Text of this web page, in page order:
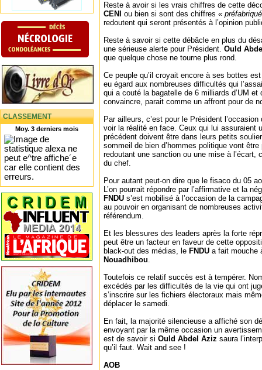
CLASSEMENT
Moy. 3 derniers mois
Reste à avoir si les vrais chiffres de cette
CENI ou bien si sont des chiffres «
redoutent qui seront présentés à l’opinion
Reste à savoir si cette débâcle en plus du
une sérieuse alerte pour Président. Ould
que quelque chose ne tourne plus rond.
Ce peuple qu’il croyait encore à ses bottes
eu égard aux nombreuses difficultés qui
qui a couté la bagatelle de 6 milliards d’UM
convaincre, parait comme un affront pour de
Par ailleurs, c’est pour le Président
voir la réalité en face. Ceux qui lui assuraient
précédent doivent être dans leurs petits
sommeil de bien d’hommes politique vont
redoutant une sanction ou une mise à l’écart,
du chef.
Pour autant peut-on dire que le fisaco du 05
L’on pourrait répondre par l’affirmative et la
FNDU s’est mobilisé à l’occasion de la
au pouvoir en organisant de nombreuses
référendum.
Et les blessures des leaders après la forte
peut être un facteur en faveur de cette
black-out des médias, le FNDU a fait mouche
Nouadhibou.
Toutefois ce relatif succès est à tempérer.
excédés par les difficultés de la vie qui ont
s’inscrire sur les fichiers électoraux mais
déplacer le samedi.
En fait, la majorité silencieuse a affiché son
envoyant par la même occasion un
est de savoir si Ould Abdel Aziz saura
qu’il faut. Wait and see !
AOB